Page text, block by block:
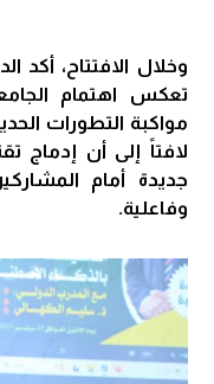
وخلال الافتتاح، أكد
تعكس اهتمام
مواكبة التطورات
لافتاً إلى أن إدماج
جديدة أمام
وفاعلية.